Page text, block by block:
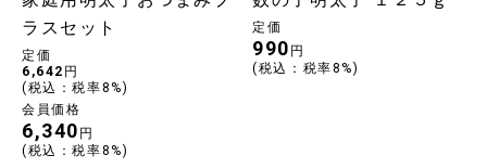
ラスセット
定価
6,642 円
(税込：税率8%)
会員価格
6,340 円
(税込：税率8%)
定価
990 円
(税込：税率8%)